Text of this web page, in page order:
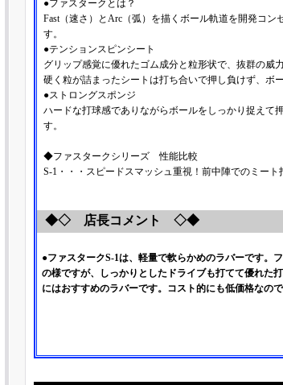
●ファスタークとは？
Fast（速さ）とArc（弧）を描くボール軌道を開発コ
す。
●テンションスピンシート
グリップ感覚に優れたゴム成分と粒形状で、抜群の威
硬く粒が詰まったシートは打ち合いで押し負けず、ボ
●ストロングスポンジ
ハードな打球感でありながらボールをしっかり捉えて
す。
◆ファスタークシリーズ 性能比較
S-1・・・スピードスマッシュ重視！前中陣でのミー
◆◇ 店長コメント ◇◆
●ファスタークS-1は、軽量で軟らかめのラバーです。
の様ですが、しっかりとしたドライブも打てて優れた
にはおすすめのラバーです。コスト的にも低価格なの